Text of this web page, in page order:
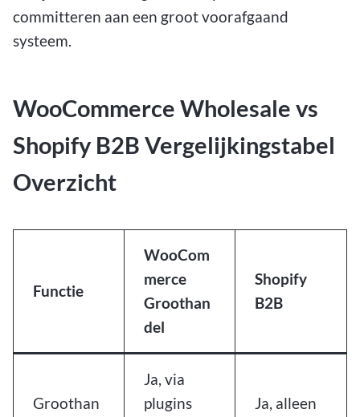
committeren aan een groot voorafgaand
systeem.
WooCommerce Wholesale vs
Shopify B2B Vergelijkingstabel
Overzicht
Functie
WooCom
merce
Groothan
del
Shopify
B2B
Groothan
Ja, via
plugins
Ja, alleen